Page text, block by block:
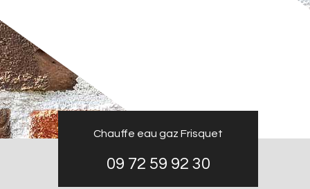
Chauffe eau gaz Frisquet
09 72 59 92 30